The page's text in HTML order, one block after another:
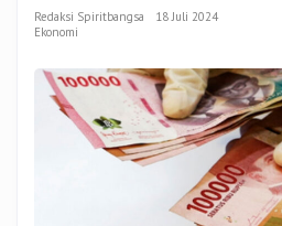
Jelang
Dilantik
Jadi
Wamenkeu
II
Redaksi Spiritbangsa
18 Juli 2024
Ekonomi